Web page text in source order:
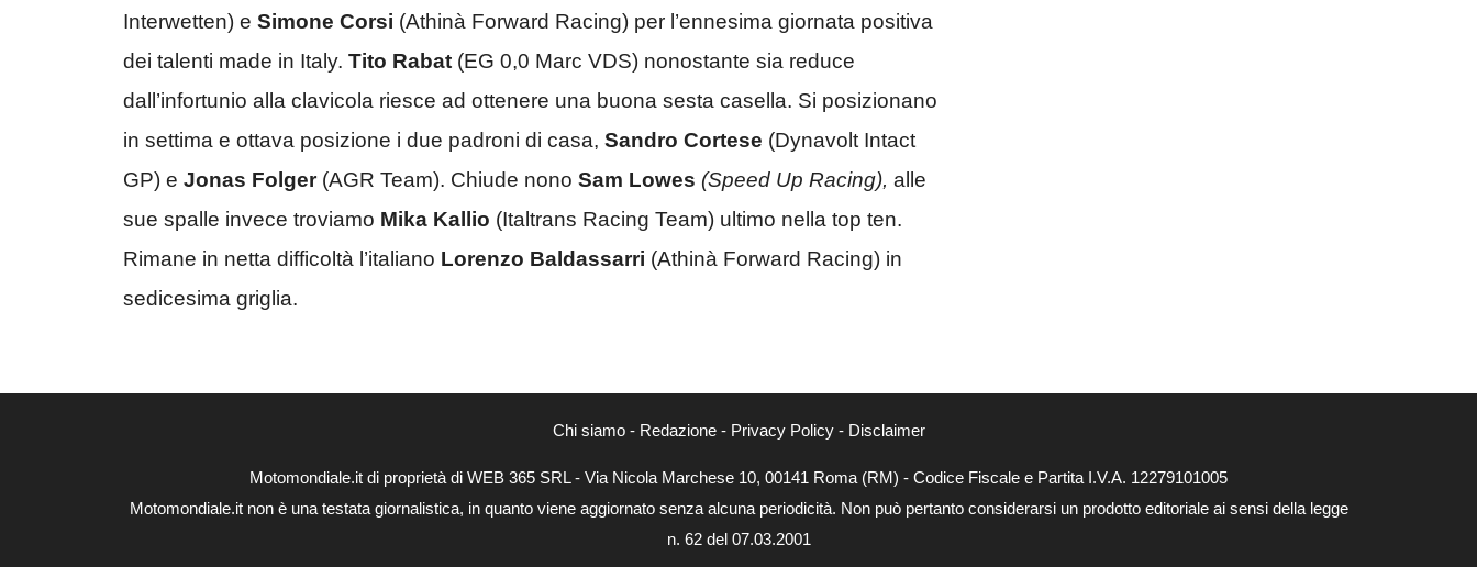
Interwetten) e Simone Corsi (Athinà Forward Racing) per l’ennesima giornata positiva
dei talenti made in Italy. Tito Rabat (EG 0,0 Marc VDS) nonostante sia reduce
dall’infortunio alla clavicola riesce ad ottenere una buona sesta casella. Si posizionano
in settima e ottava posizione i due padroni di casa, Sandro Cortese (Dynavolt Intact
GP) e Jonas Folger (AGR Team). Chiude nono Sam Lowes (Speed Up Racing), alle
sue spalle invece troviamo Mika Kallio (Italtrans Racing Team) ultimo nella top ten.
Rimane in netta difficoltà l’italiano Lorenzo Baldassarri (Athinà Forward Racing) in
sedicesima griglia.
Chi siamo- Redazione- Privacy Policy- Disclaimer
Motomondiale.it di proprietà di WEB 365 SRL - Via Nicola Marchese 10, 00141 Roma (RM) - Codice Fiscale e Partita I.V.A. 12279101005
Motomondiale.it non è una testata giornalistica, in quanto viene aggiornato senza alcuna periodicità. Non può pertanto considerarsi un prodotto editoriale ai sensi della legge
n. 62 del 07.03.2001